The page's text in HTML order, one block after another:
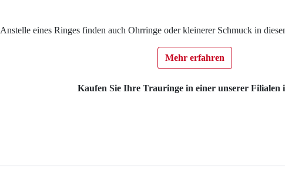
Anstelle eines Ringes finden auch Ohrringe oder kleinerer Schmuck in
Mehr erfahren
Kaufen Sie Ihre Trauringe in einer unserer Filialen